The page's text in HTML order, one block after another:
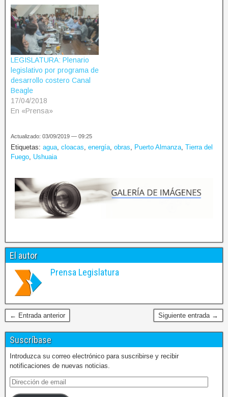
LEGISLATURA: Plenario
legislativo por programa de
desarrollo costero Canal
Beagle
17/04/2018
En «Prensa»
Actualizado: 03/09/2019 — 09:25
Etiquetas: agua cloacas energía obras Puerto Almanza Tierra del
Fuego Ushuaia
El autor
Prensa Legislatura
← Entrada anterior Siguiente entrada →
Suscríbase
Introduzca su correo electrónico para suscribirse y recibir
notificaciones de nuevas noticias.